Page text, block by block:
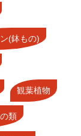
(鉢もの)
観葉植物
類